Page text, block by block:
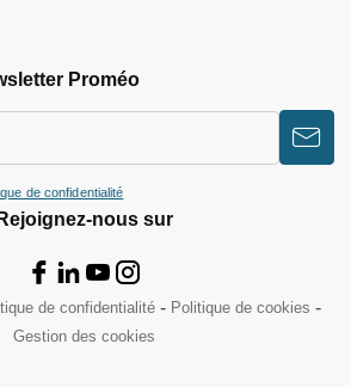
Rejoignez-nous sur
Proméo
de confidentialité
de confidentialité
Politique de cookies
Gestion des cookies